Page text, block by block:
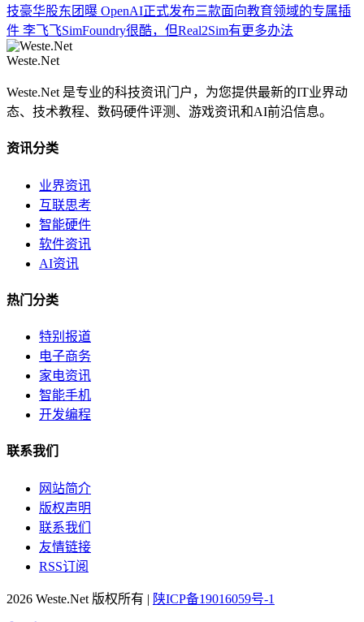
技豪华股东团曝 OpenAI正式发布三款面向教育领域的专属插
件 李飞飞SimFoundry很酷，但Real2Sim有更多办法
Weste.Net
Weste.Net 是专业的科技资讯门户，为您提供最新的IT业界动
态、技术教程、数码硬件评测、游戏资讯和AI前沿信息。
资讯分类
业界资讯
互联思考
智能硬件
软件资讯
AI资讯
热门分类
特别报道
电子商务
家电资讯
智能手机
开发编程
联系我们
网站简介
版权声明
联系我们
友情链接
RSS订阅
2026 Weste.Net 版权所有 | 陕ICP备19016059号-1